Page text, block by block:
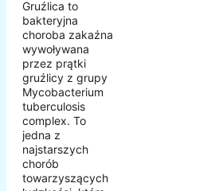
Gruźlica to
bakteryjna
choroba zakaźna
wywoływana
przez prątki
gruźlicy z grupy
Mycobacterium
tuberculosis
complex. To
jedna z
najstarszych
chorób
towarzyszących